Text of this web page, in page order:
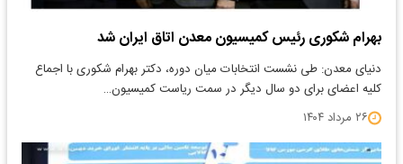
بهرام شکوری رئیس کمیسیون معدن اتاق ایران شد
دنیای معدن: طی نشست انتخابات میان ‌دوره، دکتر بهرام شکوری با اجماع
کلیه‌ اعضای برای دو سال دیگر در سمت ریاست کمیسیون…
۲۶ مرداد ۱۴۰۴